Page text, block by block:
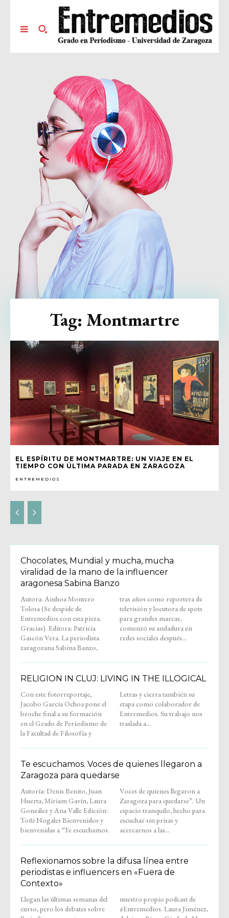
EL ESPÍRITU DE MONTMARTRE: UN VIAJE EN EL
TIEMPO CON ÚLTIMA PARADA EN ZARAGOZA
ENTREMEDIOS
Tag: Montmartre
Chocolates, Mundial y mucha, mucha
viralidad de la mano de la influencer
aragonesa Sabina Banzo
Autora: Ainhoa Montero
Tolosa (Se despide de
Entremedios con esta pieza.
Gracias). Editora: Patricia
Gascón Vera. La periodista
zaragozana Sabina Banzo,
tras años como reportera de
televisión y locutora de spots
para grandes marcas,
comenzó su andadura en
redes sociales después...
RELIGION IN CLUJ: LIVING IN THE ILLOGICAL
Con este fotorreportaje,
Jacobo García Ochoa pone el
broche final a su formación
en el Grado de Periodismo de
la Facultad de Filosofía y
Letras y cierra también su
etapa como colaborador de
Entremedios. Su trabajo nos
traslada a...
Te escuchamos. Voces de quienes llegaron a
Zaragoza para quedarse
Autoría: Denis Benito, Juan
Huerta, Miriam Gavín, Laura
González y Ana Valle Edición:
Toñi Nogales Bienvenidos y
bienvenidas a “Te escuchamos.
Voces de quienes llegaron a
Zaragoza para quedarse”. Un
espacio tranquilo, hecho para
escuchar sin prisas y
acercarnos a las...
Reflexionamos sobre la difusa línea entre
periodistas e influencers en «Fuera de
Contexto»
Llegan las últimas semanas del
curso, pero los debates sobre
nuestro propio podcast de
#Entremedios. Laura Jiménez,